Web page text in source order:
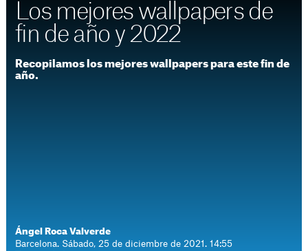
Los mejores wallpapers de
fin de año y 2022
Recopilamos los mejores wallpapers para este fin de
año.
Ángel Roca Valverde
Barcelona. Sábado, 25 de diciembre de 2021. 14:55